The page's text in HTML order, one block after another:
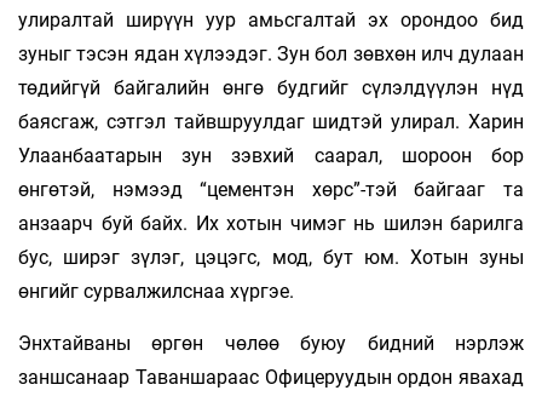
улиралтай ширүүн уур амьсгалтай эх орондоо бид
зуныг тэсэн ядан хүлээдэг. Зун бол зөвхөн илч дулаан
төдийгүй байгалийн өнгө будгийг сүлэлдүүлэн нүд
баясгаж, сэтгэл тайвшруулдаг шидтэй улирал. Харин
Улаанбаатарын зун зэвхий саарал, шороон бор
өнгөтэй, нэмээд “цементэн хөрс”-тэй байгааг та
анзаарч буй байх. Их хотын чимэг нь шилэн барилга
бус, ширэг зүлэг, цэцэгс, мод, бут юм. Хотын зуны
өнгийг сурвалжилснаа хүргэе.
Энхтайваны өргөн чөлөө буюу бидний нэрлэж
заншсанаар Таваншараас Офицеруудын ордон явахад